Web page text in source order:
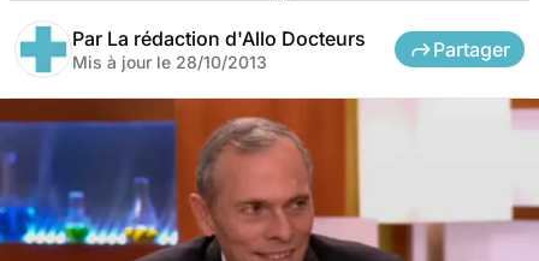
Par La rédaction d'Allo Docteurs
Mis à jour le 28/10/2013
Partager